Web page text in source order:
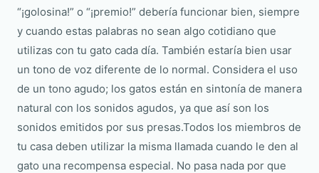
“¡golosina!” o “¡premio!” debería funcionar bien, siempre
y cuando estas palabras no sean algo cotidiano que
utilizas con tu gato cada día. También estaría bien usar
un tono de voz diferente de lo normal. Considera el uso
de un tono agudo; los gatos están en sintonía de manera
natural con los sonidos agudos, ya que así son los
sonidos emitidos por sus presas.Todos los miembros de
tu casa deben utilizar la misma llamada cuando le den al
gato una recompensa especial. No pasa nada por que